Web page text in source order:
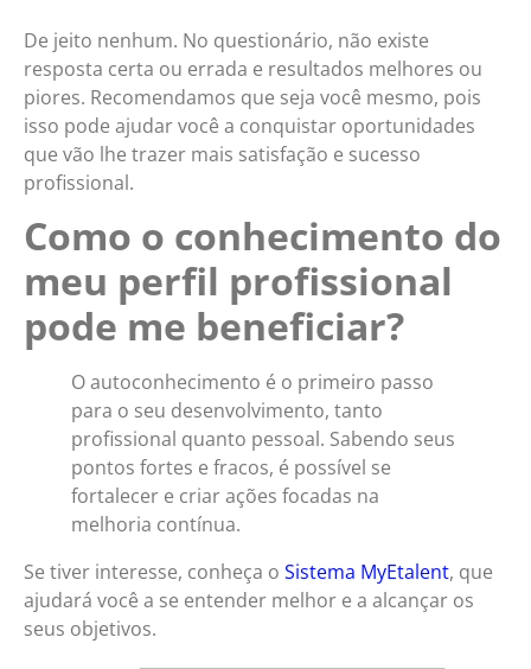
De jeito nenhum. No questionário, não existe
resposta certa ou errada e resultados melhores ou
piores. Recomendamos que seja você mesmo, pois
isso pode ajudar você a conquistar oportunidades
que vão lhe trazer mais satisfação e sucesso
profissional.
Como o conhecimento do
meu perfil profissional
pode me beneficiar?
O autoconhecimento é o primeiro passo
para o seu desenvolvimento, tanto
profissional quanto pessoal. Sabendo seus
pontos fortes e fracos, é possível se
fortalecer e criar ações focadas na
melhoria contínua.
Se tiver interesse, conheça o Sistema MyEtalent, que
ajudará você a se entender melhor e a alcançar os
seus objetivos.